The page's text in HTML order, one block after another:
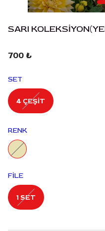
SARI
700 ₺
SET
4 ÇEŞİT
RENK
FİLE
1 SET